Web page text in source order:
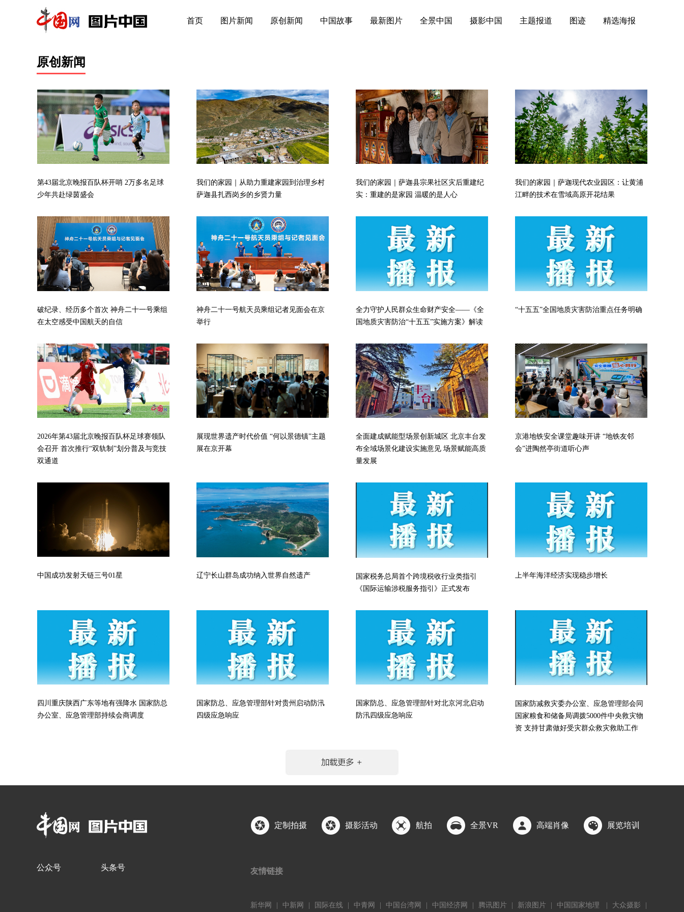
首页 图片新闻 原创新闻 中国故事 最新图片 全景中国 摄影中国 主题报道 图迹 精选海报
原创新闻
第43届北京晚报百队杯开哨 2万多名足球
少年共赴绿茵盛会
我们的家园｜从助力重建家园到治理乡村
萨迦县扎西岗乡的乡贤力量
我们的家园｜萨迦县宗果社区灾后重建纪
实：重建的是家园 温暖的是人心
我们的家园｜萨迦现代农业园区：让黄浦
江畔的技术在雪域高原开花结果
破纪录、经历多个首次 神舟二十一号乘组
在太空感受中国航天的自信
神舟二十一号航天员乘组记者见面会在京
举行
全力守护人民群众生命财产安全——《全
国地质灾害防治“十五五”实施方案》解读
“十五五”全国地质灾害防治重点任务明确
2026年第43届北京晚报百队杯足球赛领队
会召开 首次推行“双轨制”划分普及与竞技
双通道
展现世界遗产时代价值 “何以景德镇”主题
展在京开幕
全面建成赋能型场景创新城区 北京丰台发
布全域场景化建设实施意见 场景赋能高质
量发展
京港地铁安全课堂趣味开讲 “地铁友邻
会”进陶然亭街道听心声
中国成功发射天链三号01星 辽宁长山群岛成功纳入世界自然遗产
国家税务总局首个跨境税收行业类指引
《国际运输涉税服务指引》正式发布
上半年海洋经济实现稳步增长
​四川重庆陕西广东等地有强降水 国家防总
办公室、应急管理部持续会商调度
国家防总、应急管理部针对贵州启动防汛
四级应急响应
国家防总、应急管理部针对北京河北启动
防汛四级应急响应
国家防减救灾委办公室、应急管理部会同
国家粮食和储备局调拨5000件中央救灾物
资 支持甘肃做好受灾群众救灾救助工作
定制拍摄 摄影活动 航拍 全景VR 高端肖像 展览培训
公众号 头条号 友情链接
新华网 中新网 国际在线 中青网 中国台湾网 中国经济网 腾讯图片 新浪图片 中国国家地理 大众摄影